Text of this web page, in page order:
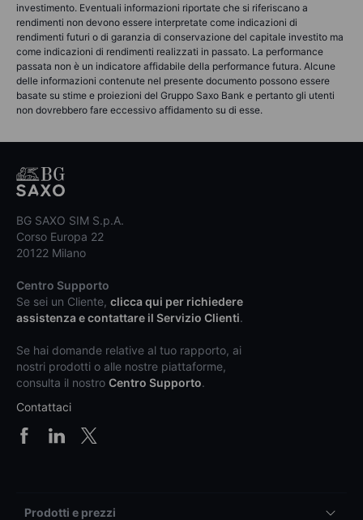
investimento. Eventuali informazioni riportate che si riferiscano a
rendimenti non devono essere interpretate come indicazioni di
rendimenti futuri o di garanzia di conservazione del capitale investito ma
come indicazioni di rendimenti realizzati in passato. La performance
passata non è un indicatore affidabile della performance futura. Alcune
delle informazioni contenute nel presente documento possono essere
basate su stime e proiezioni del Gruppo Saxo Bank e pertanto gli utenti
non dovrebbero fare eccessivo affidamento su di esse.
BG SAXO SIM S.p.A.
Corso Europa 22
20122 Milano
Centro Supporto
Se sei un Cliente, clicca qui per richiedere
assistenza e contattare il Servizio Clienti.
Se hai domande relative al tuo rapporto, ai
nostri prodotti o alle nostre piattaforme,
consulta il nostro Centro Supporto.
Contattaci
Prodotti e prezzi